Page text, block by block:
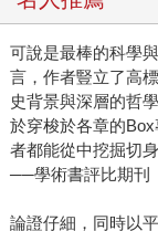
可說是最棒的科學
言，作者豎立了高
史背景與深層的哲
於穿梭於各章的
者都能從中挖掘切
──學術書評比期刊
論證仔細，同時以